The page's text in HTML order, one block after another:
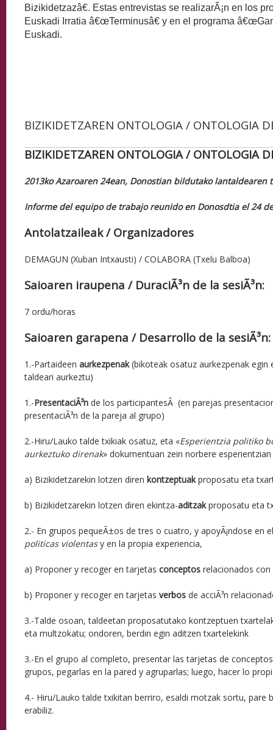
Bizikidetzazâ€. Estas entrevistas se realizarÃ¡n en los
Euskadi Irratia â€œTerminusâ€ y en el programa
Euskadi.
BIZIKIDETZAREN ONTOLOGIA / ONTOLOGIA
BIZIKIDETZAREN ONTOLOGIA / ONTOLOGIA
2013ko Azaroaren 24ean, Donostian bildutako lantaldearen
Informe del equipo de trabajo reunido en Donosdtia el 24
Antolatzaileak / Organizadores
DEMAGUN (Xuban Intxausti) / COLABORA (Txelu Balboa)
Saioaren iraupena / DuraciÃ³n de la sesiÃ³n:
7 ordu/horas
Saioaren garapena / Desarrollo de la sesiÃ³n:
1.-Partaideen aurkezpenak(bikoteak osatuz aurkezpenak egin
taldeari aurkeztu)
1.-PresentaciÃ³n de los participantesÂ (en parejas
presentaciÃ³n de la pareja al grupo)
2.-Hiru/Lauko talde txikiak osatuz, eta «Esperientzia politiko
aurkeztuko direnak» dokumentuan zein norbere
a) Bizikidetzarekin lotzen diren kontzeptuakproposatu eta
b) Bizikidetzarekin lotzen diren ekintza-aditzakproposatu eta
2.- En grupos pequeÃ±os de tres o cuatro, y apoyÃ¡ndose en
politicas violentasy en la propia experiencia,
a) Proponer y recoger en tarjetas conceptos relacionados con
b) Proponer y recoger en tarjetas verbos de acciÃ³n
3.-Talde osoan, taldeetan proposatutako kontzeptuen
eta multzokatu; ondoren, berdin egin aditzen txartelekink
3.-En el grupo al completo, presentar las tarjetas de
grupos, pegarlas en la pared y agruparlas; luego, hacer lo
4.- Hiru/Lauko talde txikitan berriro, esaldi motzak sortu, pare
erabiliz.